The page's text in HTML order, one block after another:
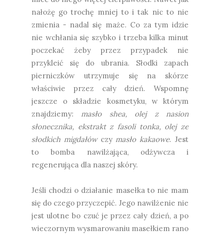
nałożę go trochę mniej to i tak nic to nie
zmienia - nadal się maże. Co za tym idzie
nie wchłania się szybko i trzeba kilka minut
poczekać żeby przez przypadek nie
przykleić się do ubrania. Słodki zapach
pierniczków utrzymuje się na skórze
właściwie przez cały dzień. Wspomnę
jeszcze o składzie kosmetyku, w którym
znajdziemy: masło shea, olej z nasion
słonecznika, ekstrakt z fasoli tonka, olej ze
słodkich migdałówczy masło kakaowe. Jest
to bomba nawilżająca, odżywcza i
regenerująca dla naszej skóry.
Jeśli chodzi o działanie masełka to nie mam
się do czego przyczepić. Jego nawilżenie nie
jest ulotne bo czuć je przez cały dzień, a po
wieczornym wysmarowaniu masełkiem rano